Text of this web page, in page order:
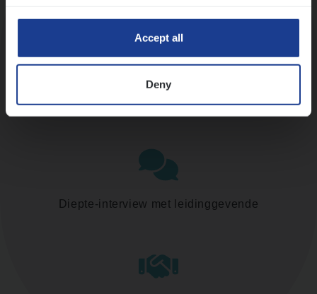
Accept all
Deny
Assessment
Diepte-interview met leidinggevende